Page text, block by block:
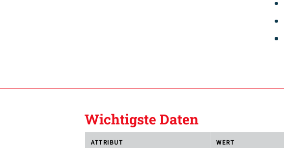
Wichtigste Daten
ATTRIBUT WERT